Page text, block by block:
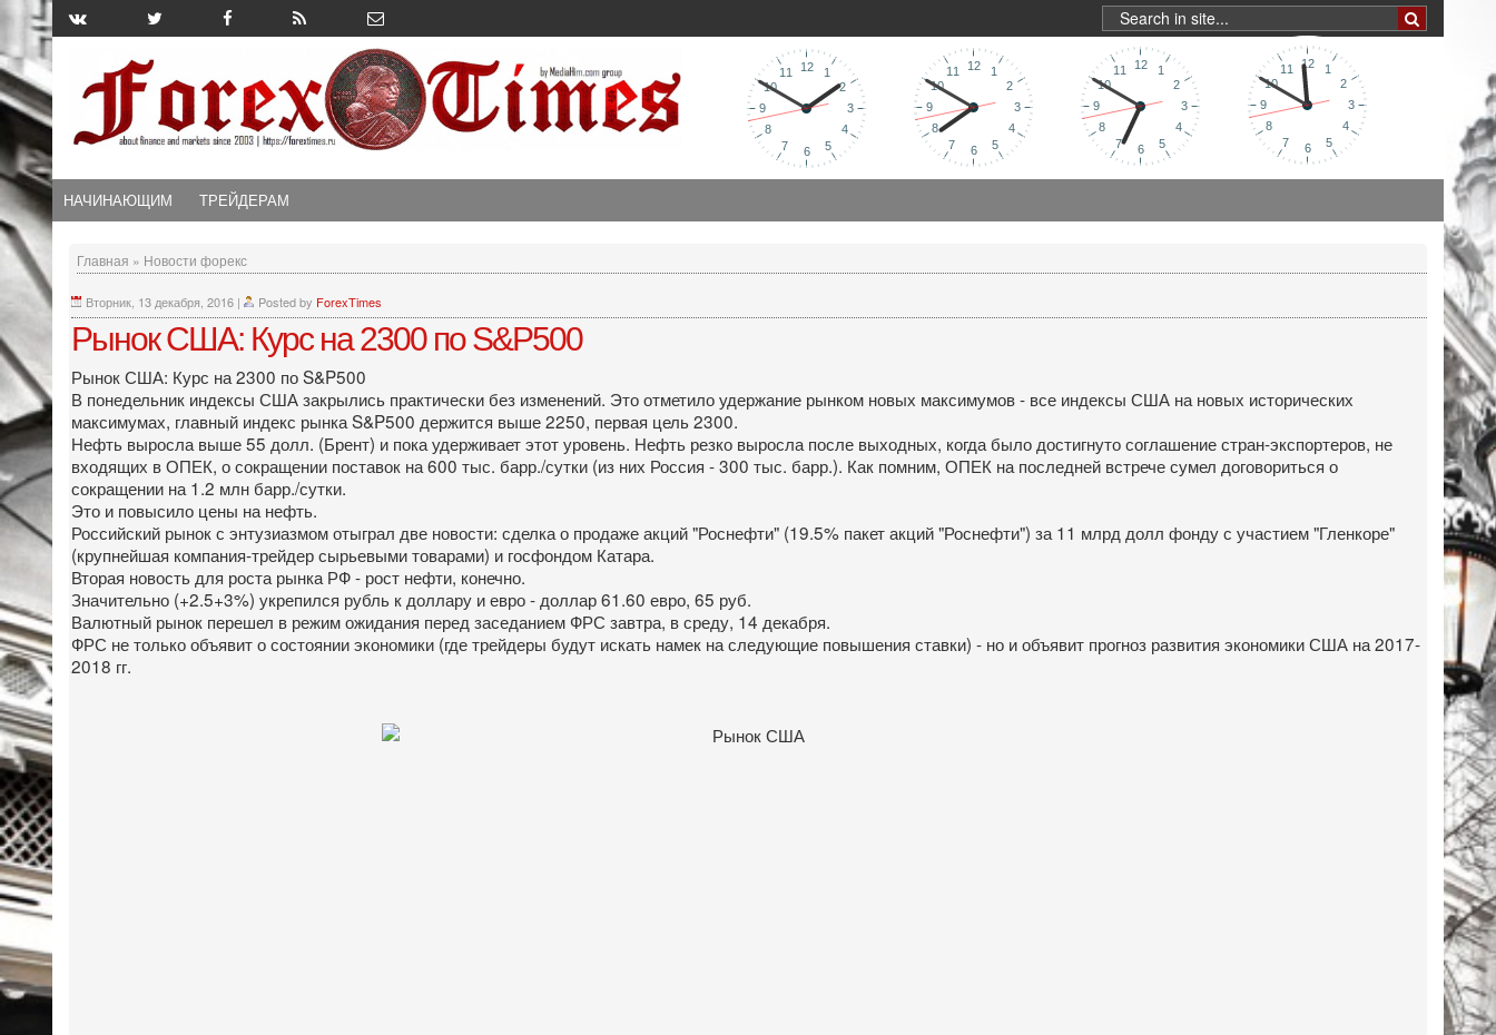
НАЧИНАЮЩИМ ТРЕЙДЕРАМ
Главная » Новости форекс
Вторник, 13 декабря, 2016 | Posted by ForexTimes
Рынок США: Курс на 2300 по S&P500
Рынок США: Курс на 2300 по S&P500
В понедельник индексы США закрылись практически без изменений. Это отметило удержание рынком новых максимумов - все индексы США на новых исторических
максимумах, главный индекс рынка S&P500 держится выше 2250, первая цель 2300.
Нефть выросла выше 55 долл. (Брент) и пока удерживает этот уровень. Нефть резко выросла после выходных, когда было достигнуто соглашение стран-экспортеров, не
входящих в ОПЕК, о сокращении поставок на 600 тыс. барр./сутки (из них Россия - 300 тыс. барр.). Как помним, ОПЕК на последней встрече сумел договориться о
сокращении на 1.2 млн барр./сутки.
Это и повысило цены на нефть.
Российский рынок с энтузиазмом отыграл две новости: сделка о продаже акций "Роснефти" (19.5% пакет акций "Роснефти") за 11 млрд долл фонду с участием "Гленкоре"
(крупнейшая компания-трейдер сырьевыми товарами) и госфондом Катара.
Вторая новость для роста рынка РФ - рост нефти, конечно.
Значительно (+2.5+3%) укрепился рубль к доллару и евро - доллар 61.60 евро, 65 руб.
Валютный рынок перешел в режим ожидания перед заседанием ФРС завтра, в среду, 14 декабря.
ФРС не только объявит о состоянии экономики (где трейдеры будут искать намек на следующие повышения ставки) - но и объявит прогноз развития экономики США на 2017-
2018 гг.